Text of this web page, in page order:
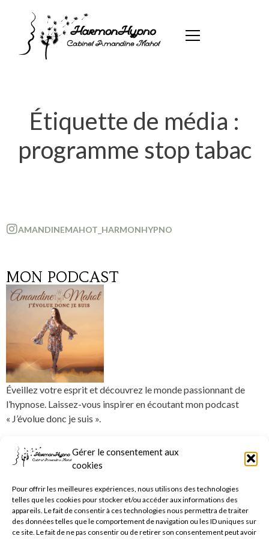
Gérer le consentement aux
cookies
Pour offrir les meilleures expériences, nous utilisons des technologies
telles que les cookies pour stocker et/ou accéder aux informations des
appareils. Le fait de consentir à ces technologies nous permettra de traiter
des données telles que le comportement de navigation ou les ID uniques sur
ce site. Le fait de ne pas consentir ou de retirer son consentement peut avoir
Étiquette de média :
programme stop tabac
AMANDINEMAHOT_HARMONHYPNO
MON PODCAST
Éveillez votre esprit et découvrez le monde passionnant de
l’hypnose. Laissez-vous inspirer en écoutant mon podcast
« J’évolue donc je suis ».
SUIVEZ MON ACTUALITÉ
JE M'ABONNE
Merci de bien vouloir vérifier votre email de confirmation dans